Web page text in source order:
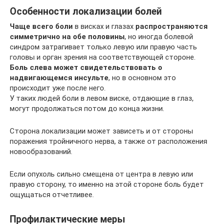
Особенности локализации болей
Чаще всего боли в висках и глазах распространяются
симметрично на обе половины, но иногда болевой
синдром затрагивает только левую или правую часть
головы и орган зрения на соответствующей стороне.
Боль слева может свидетельствовать о
надвигающемся инсульте, но в основном это
происходит уже после него.
У таких людей боли в левом виске, отдающие в глаз,
могут продолжаться потом до конца жизни.
Сторона локализации может зависеть и от стороны
поражения тройничного нерва, а также от расположения
новообразований.
Если опухоль сильно смещена от центра в левую или
правую сторону, то именно на этой стороне боль будет
ощущаться отчетливее.
Профилактические меры